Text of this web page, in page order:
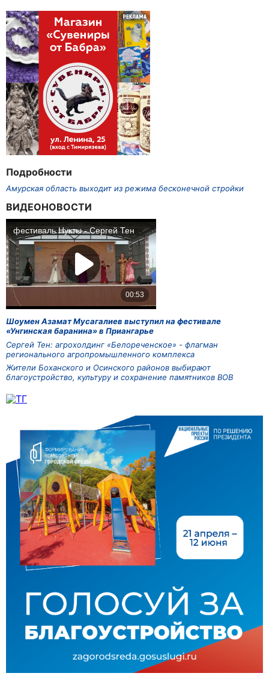
Подробности
Амурская область выходит из режима бесконечной стройки
ВИДЕОНОВОСТИ
Шоумен Азамат Мусагалиев выступил на фестивале
«Унгинская баранина» в Приангарье
Сергей Тен: агрохолдинг «Белореченское» - флагман
регионального агропромышленного комплекса
Жители Боханского и Осинского районов выбирают
благоустройство, культуру и сохранение памятников ВОВ